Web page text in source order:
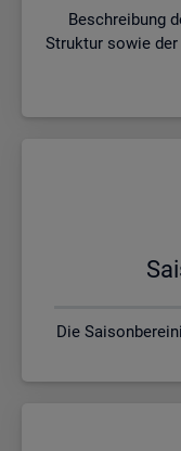
Beschreibung
Struktur sowie
Die